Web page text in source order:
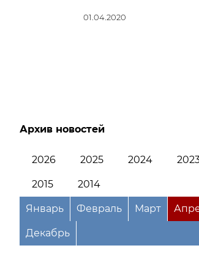
01.04.2020
Архив новостей
2026 2025 2024
2015 2014
Январь Февраль Март
Декабрь